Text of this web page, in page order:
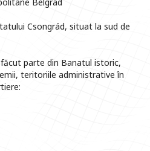
Csongrád, situat la sud de
parte din Banatul istoric,
teritoriile administrative în